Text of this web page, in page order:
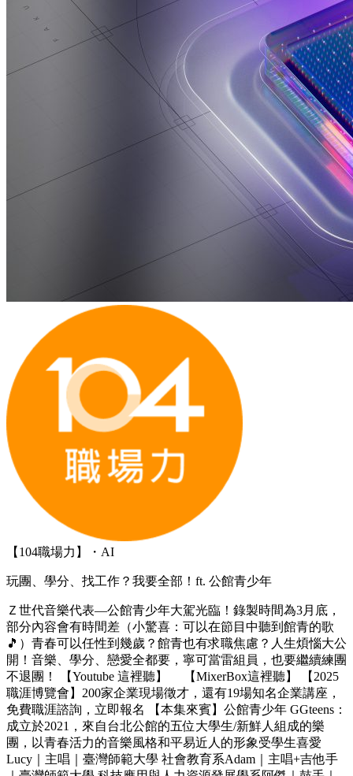
【104職場力】・AI
玩團、學分、找工作？我要全部！ft. 公館青少年
Ｚ世代音樂代表—公館青少年大駕光臨！錄製時間為3月底，
部分內容會有時間差（小驚喜：可以在節目中聽到館青的歌
🎵）青春可以任性到幾歲？館青也有求職焦慮？人生煩惱大公
開！音樂、學分、戀愛全都要，寧可當雷組員，也要繼續練團
不退團！ 【Youtube 這裡聽】 【MixerBox這裡聽】 【2025
職涯博覽會】200家企業現場徵才，還有19場知名企業講座，
免費職涯諮詢，立即報名 【本集來賓】公館青少年 GGteens：
成立於2021，來自台北公館的五位大學生/新鮮人組成的樂
團，以青春活力的音樂風格和平易近人的形象受學生喜愛
Lucy｜主唱｜臺灣師範大學 社會教育系Adam｜主唱+吉他手